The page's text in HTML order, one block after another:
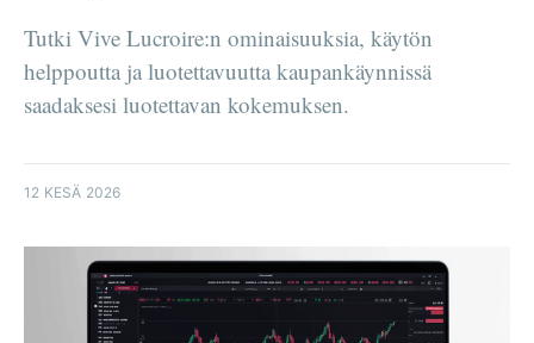
Tutki Vive Lucroire:n ominaisuuksia, käytön
helppoutta ja luotettavuutta kaupankäynnissä
saadaksesi luotettavan kokemuksen.
12 KESÄ 2026